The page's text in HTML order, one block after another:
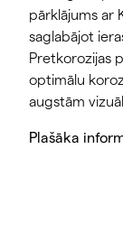
pārklājums ar
saglabājot
Pretkorozijas
optimālu
augstām
Plašāka
Padomi